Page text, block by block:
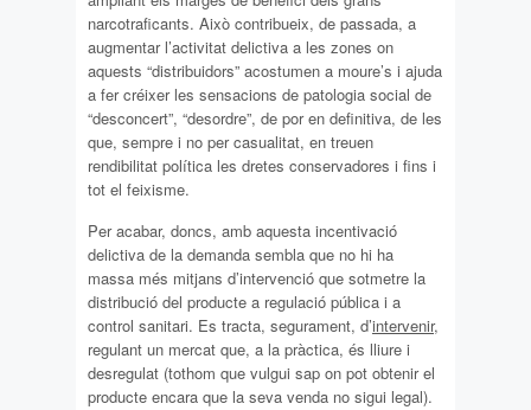
narcotraficants. Això contribueix, de passada, a
augmentar l’activitat delictiva a les zones on
aquests “distribuidors” acostumen a moure’s i ajuda
a fer créixer les sensacions de patologia social de
“desconcert”, “desordre”, de por en definitiva, de les
que, sempre i no per casualitat, en treuen
rendibilitat política les dretes conservadores i fins i
tot el feixisme.
Per acabar, doncs, amb aquesta incentivació
delictiva de la demanda sembla que no hi ha
massa més mitjans d’intervenció que sotmetre la
distribució del producte a regulació pública i a
control sanitari. Es tracta, segurament, d’intervenir,
regulant un mercat que, a la pràctica, és lliure i
desregulat (tothom que vulgui sap on pot obtenir el
producte encara que la seva venda no sigui legal).